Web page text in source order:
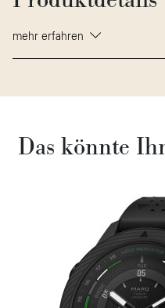
mehr erfahren
Das könnte